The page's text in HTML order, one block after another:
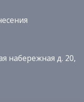
набережная д. 20,